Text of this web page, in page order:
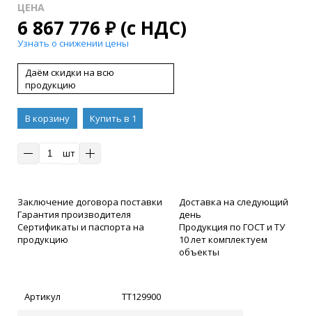
ЦЕНА
6 867 776 ₽(с НДС)
Узнать о снижении цены
Даём скидки на всю
продукцию
В корзину
Купить в 1
шт
Заключение договора поставки
Гарантия производителя
Сертификаты и паспорта на
продукцию
Доставка на следующий
день
Продукция по ГОСТ и ТУ
10 лет комплектуем
объекты
Артикул ТТ129900